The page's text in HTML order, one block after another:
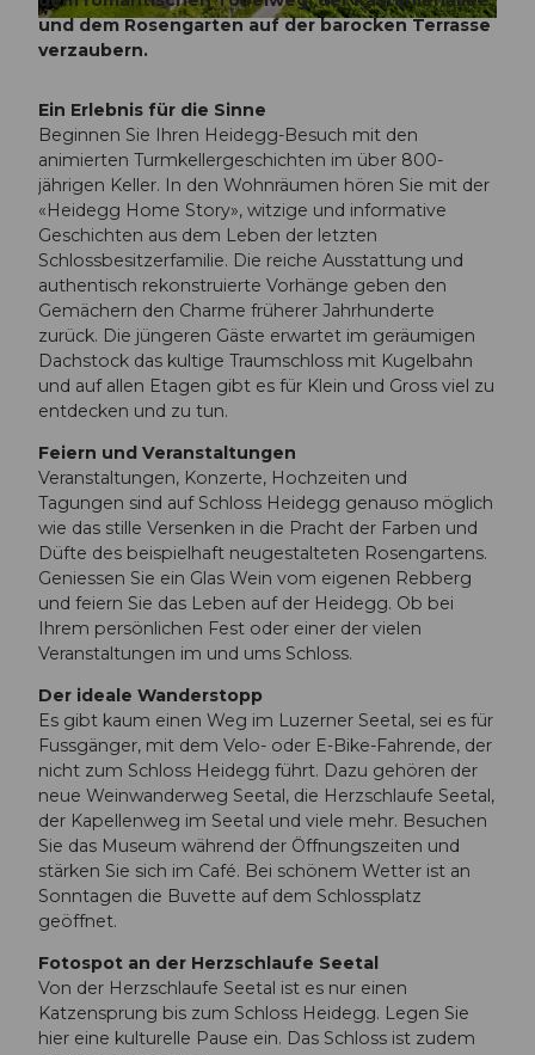
© Beat Brechbühl, Seetal Tourismus |CC-BY
und dem Rosengarten auf der barocken Terrasse
verzaubern.
Ein Erlebnis für die Sinne
Beginnen Sie Ihren Heidegg-Besuch mit den
animierten Turmkellergeschichten im über 800-
jährigen Keller. In den Wohnräumen hören Sie mit der
«Heidegg Home Story», witzige und informative
Geschichten aus dem Leben der letzten
Schlossbesitzerfamilie. Die reiche Ausstattung und
authentisch rekonstruierte Vorhänge geben den
Gemächern den Charme früherer Jahrhunderte
zurück. Die jüngeren Gäste erwartet im geräumigen
Dachstock das kultige Traumschloss mit Kugelbahn
und auf allen Etagen gibt es für Klein und Gross viel zu
entdecken und zu tun.
Feiern und Veranstaltungen
Veranstaltungen, Konzerte, Hochzeiten und
Tagungen sind auf Schloss Heidegg genauso möglich
wie das stille Versenken in die Pracht der Farben und
Düfte des beispielhaft neugestalteten Rosengartens.
Geniessen Sie ein Glas Wein vom eigenen Rebberg
und feiern Sie das Leben auf der Heidegg. Ob bei
Ihrem persönlichen Fest oder einer der vielen
Veranstaltungen im und ums Schloss.
Der ideale Wanderstopp
Es gibt kaum einen Weg im Luzerner Seetal, sei es für
Fussgänger, mit dem Velo- oder E-Bike-Fahrende, der
nicht zum Schloss Heidegg führt. Dazu gehören der
neue Weinwanderweg Seetal, die Herzschlaufe Seetal,
der Kapellenweg im Seetal und viele mehr. Besuchen
Sie das Museum während der Öffnungszeiten und
stärken Sie sich im Café. Bei schönem Wetter ist an
Sonntagen die Buvette auf dem Schlossplatz
geöffnet.
Fotospot an der Herzschlaufe Seetal
Von der Herzschlaufe Seetal ist es nur einen
Katzensprung bis zum Schloss Heidegg. Legen Sie
hier eine kulturelle Pause ein. Das Schloss ist zudem